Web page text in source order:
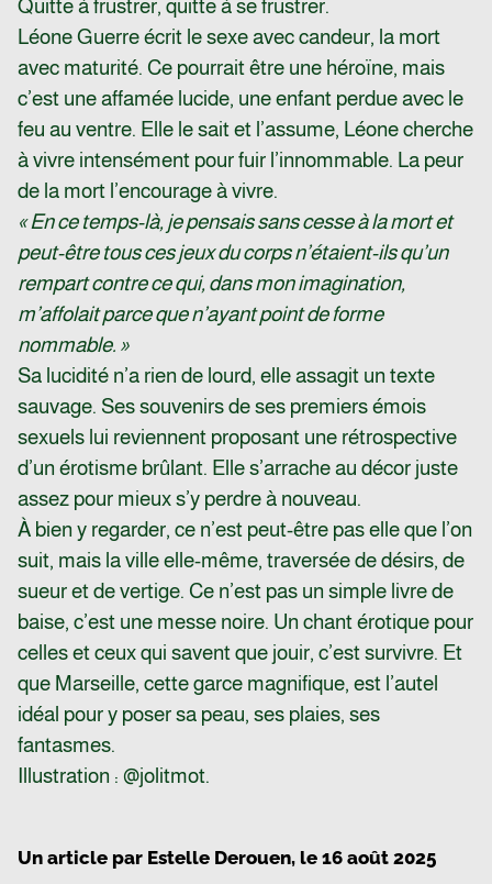
Quitte à frustrer, quitte à se frustrer.
Léone Guerre écrit le sexe avec candeur, la mort
avec maturité. Ce pourrait être une héroïne, mais
c’est une affamée lucide, une enfant perdue avec le
feu au ventre. Elle le sait et l’assume, Léone cherche
à vivre intensément pour fuir l’innommable. La peur
de la mort l’encourage à vivre.
« En ce temps-là, je pensais sans cesse à la mort et
peut-être tous ces jeux du corps n’étaient-ils qu’un
rempart contre ce qui, dans mon imagination,
m’affolait parce que n’ayant point de forme
nommable. »
Sa lucidité n’a rien de lourd, elle assagit un texte
sauvage. Ses souvenirs de ses premiers émois
sexuels lui reviennent proposant une rétrospective
d’un érotisme brûlant. Elle s’arrache au décor juste
assez pour mieux s’y perdre à nouveau.
À bien y regarder, ce n’est peut-être pas elle que l’on
suit, mais la ville elle-même, traversée de désirs, de
sueur et de vertige. Ce n’est pas un simple livre de
baise, c’est une messe noire. Un chant érotique pour
celles et ceux qui savent que jouir, c’est survivre. Et
que Marseille, cette garce magnifique, est l’autel
idéal pour y poser sa peau, ses plaies, ses
fantasmes.
Illustration : @jolitmot.
Un article par Estelle Derouen, le 16 août 2025